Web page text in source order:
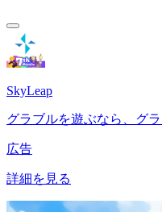
SkyLeap
グラブルを遊ぶなら、グ
広告
詳細を見る